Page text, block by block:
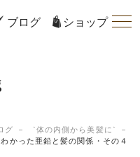
ブログ ショップ
グ
`体の内側から美髪に`
かった亜鉛と髪の関係・その４